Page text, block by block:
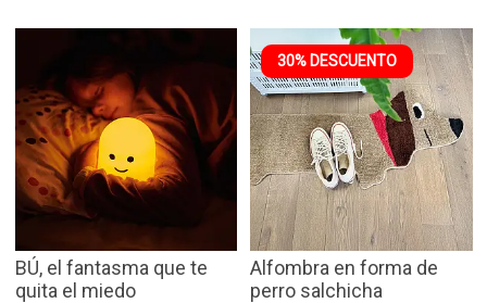
BÚ, el fantasma que te
quita el miedo
30% DESCUENTO
Alfombra en forma de
perro salchicha